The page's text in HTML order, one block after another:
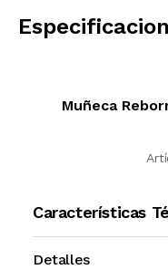
Muñeca
Características
Detalles